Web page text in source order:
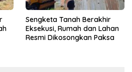
Sengketa Tanah Berakhir
Eksekusi, Rumah dan Lahan
Resmi Dikosongkan Paksa